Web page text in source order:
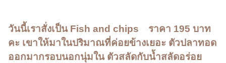
วันนี้เราสั่งเป็น Fish and chips ราคา 195 บาท
คะ เขาให้มาในปริมาณที่ค่อยข้างเยอะ ตัวปลาทอด
ออกมากรอบนอกนุ่มใน ตัวสลัดกับน้ำสลัดอร่อย